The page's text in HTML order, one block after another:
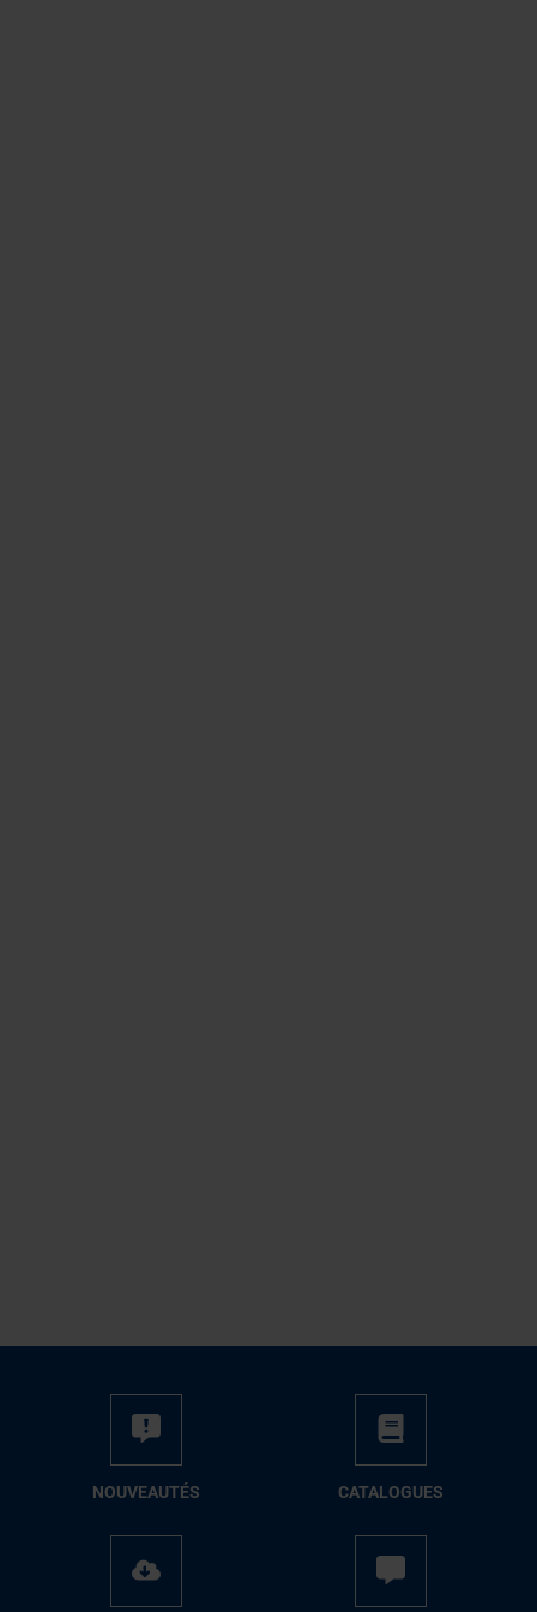
NOUVEAUTÉS CATALOGUES